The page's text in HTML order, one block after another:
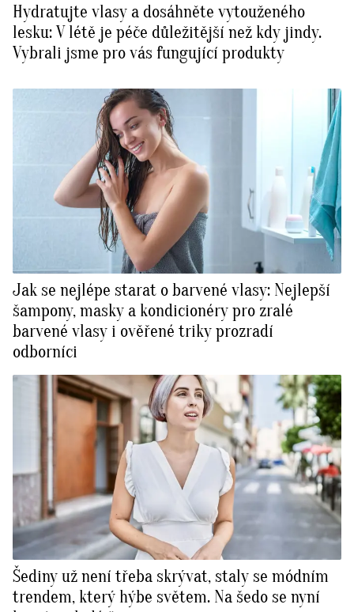
Hydratujte vlasy a dosáhněte vytouženého
lesku: V létě je péče důležitější než kdy jindy.
Vybrali jsme pro vás fungující produkty
Jak se nejlépe starat o barvené vlasy: Nejlepší
šampony, masky a kondicionéry pro zralé
barvené vlasy i ověřené triky prozradí
odborníci
Šediny už není třeba skrývat, staly se módním
trendem, který hýbe světem. Na šedo se nyní